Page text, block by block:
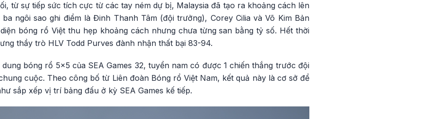
từ sự tiếp sức tích cực từ các tay ném dự bị, Malaysia đã tạo ra khoảng cách lên
ngôi sao ghi điểm là Đinh Thanh Tâm (đội trưởng), Corey Cilia và Võ Kim Bản
bóng rổ Việt thu hẹp khoảng cách nhưng chưa từng san bằng tỷ số. Hết thời
thầy trò HLV Todd Purves đành nhận thất bại 83-94.
bóng rổ 5x5 của SEA Games 32, tuyển nam có được 1 chiến thắng trước đội
cuộc. Theo công bố từ Liên đoàn Bóng rổ Việt Nam, kết quả này là cơ sở để
sắp xếp vị trí bảng đấu ở kỳ SEA Games kế tiếp.